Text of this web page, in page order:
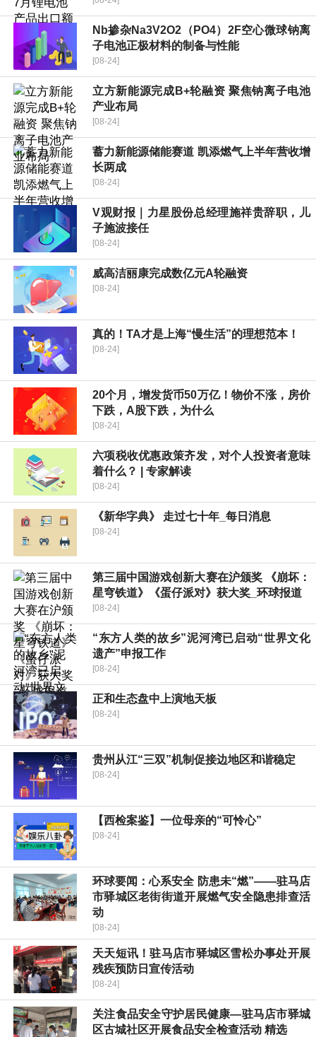
Nb掺杂Na3V2O2（PO4）2F空心微球钠离
子电池正极材料的制备与性能
[08-24]
立方新能源完成B+轮融资 聚焦钠离子电池
产业布局
[08-24]
蓄力新能源储能赛道 凯添燃气上半年营收增
长两成
[08-24]
V观财报｜力星股份总经理施祥贵辞职，儿
子施波接任
[08-24]
威高洁丽康完成数亿元A轮融资
[08-24]
真的！TA才是上海“慢生活”的理想范本！
[08-24]
20个月，增发货币50万亿！物价不涨，房价
下跌，A股下跌，为什么
[08-24]
六项税收优惠政策齐发，对个人投资者意味
着什么？ | 专家解读
[08-24]
《新华字典》 走过七十年_每日消息
[08-24]
第三届中国游戏创新大赛在沪颁奖 《崩坏：
星穹铁道》《蛋仔派对》获大奖_环球报道
[08-24]
“东方人类的故乡”泥河湾已启动“世界文化
遗产”申报工作
[08-24]
正和生态盘中上演地天板
[08-24]
贵州从江“三双”机制促接边地区和谐稳定
[08-24]
​【西检案鉴】一位母亲的“可怜心”
[08-24]
环球要闻：心系安全 防患未“燃”——驻马店
市驿城区老街街道开展燃气安全隐患排查活
动
[08-24]
天天短讯！驻马店市驿城区雪松办事处开展
残疾预防日宣传活动
[08-24]
关注食品安全守护居民健康—驻马店市驿城
区古城社区开展食品安全检查活动 精选